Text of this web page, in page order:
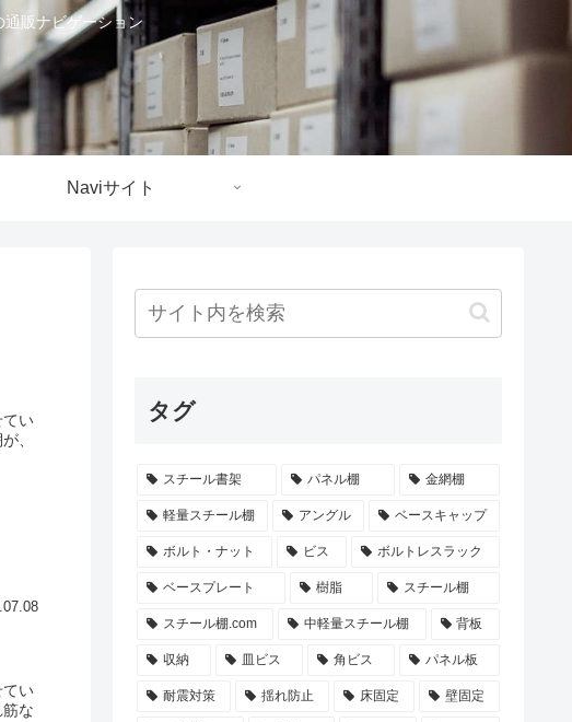
販ナビゲーション
Naviサイト
てい
、
てい
な
タグ
スチール書架 パネル棚 金網棚
軽量スチール棚 アングル ベースキャップ
ボルト・ナット ビス ボルトレスラック
ベースプレート 樹脂 スチール棚
スチール棚.com 中軽量スチール棚 背板
収納 皿ビス 角ビス パネル板
耐震対策 揺れ防止 床固定 壁固定